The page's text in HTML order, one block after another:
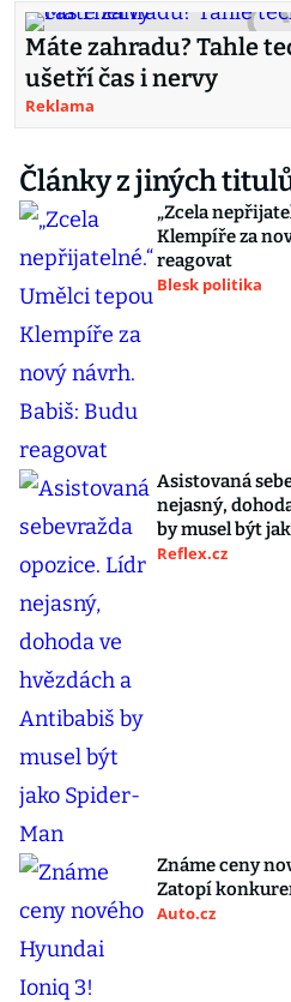
Máte zahradu? Tahle
ušetří čas i nervy
Reklama
Články z jiných
„Zcela
Klempíře za
reagovat
Blesk politika
Asistovaná
nejasný,
by musel být
Reflex.cz
Známe ceny
Zatopí
Auto.cz